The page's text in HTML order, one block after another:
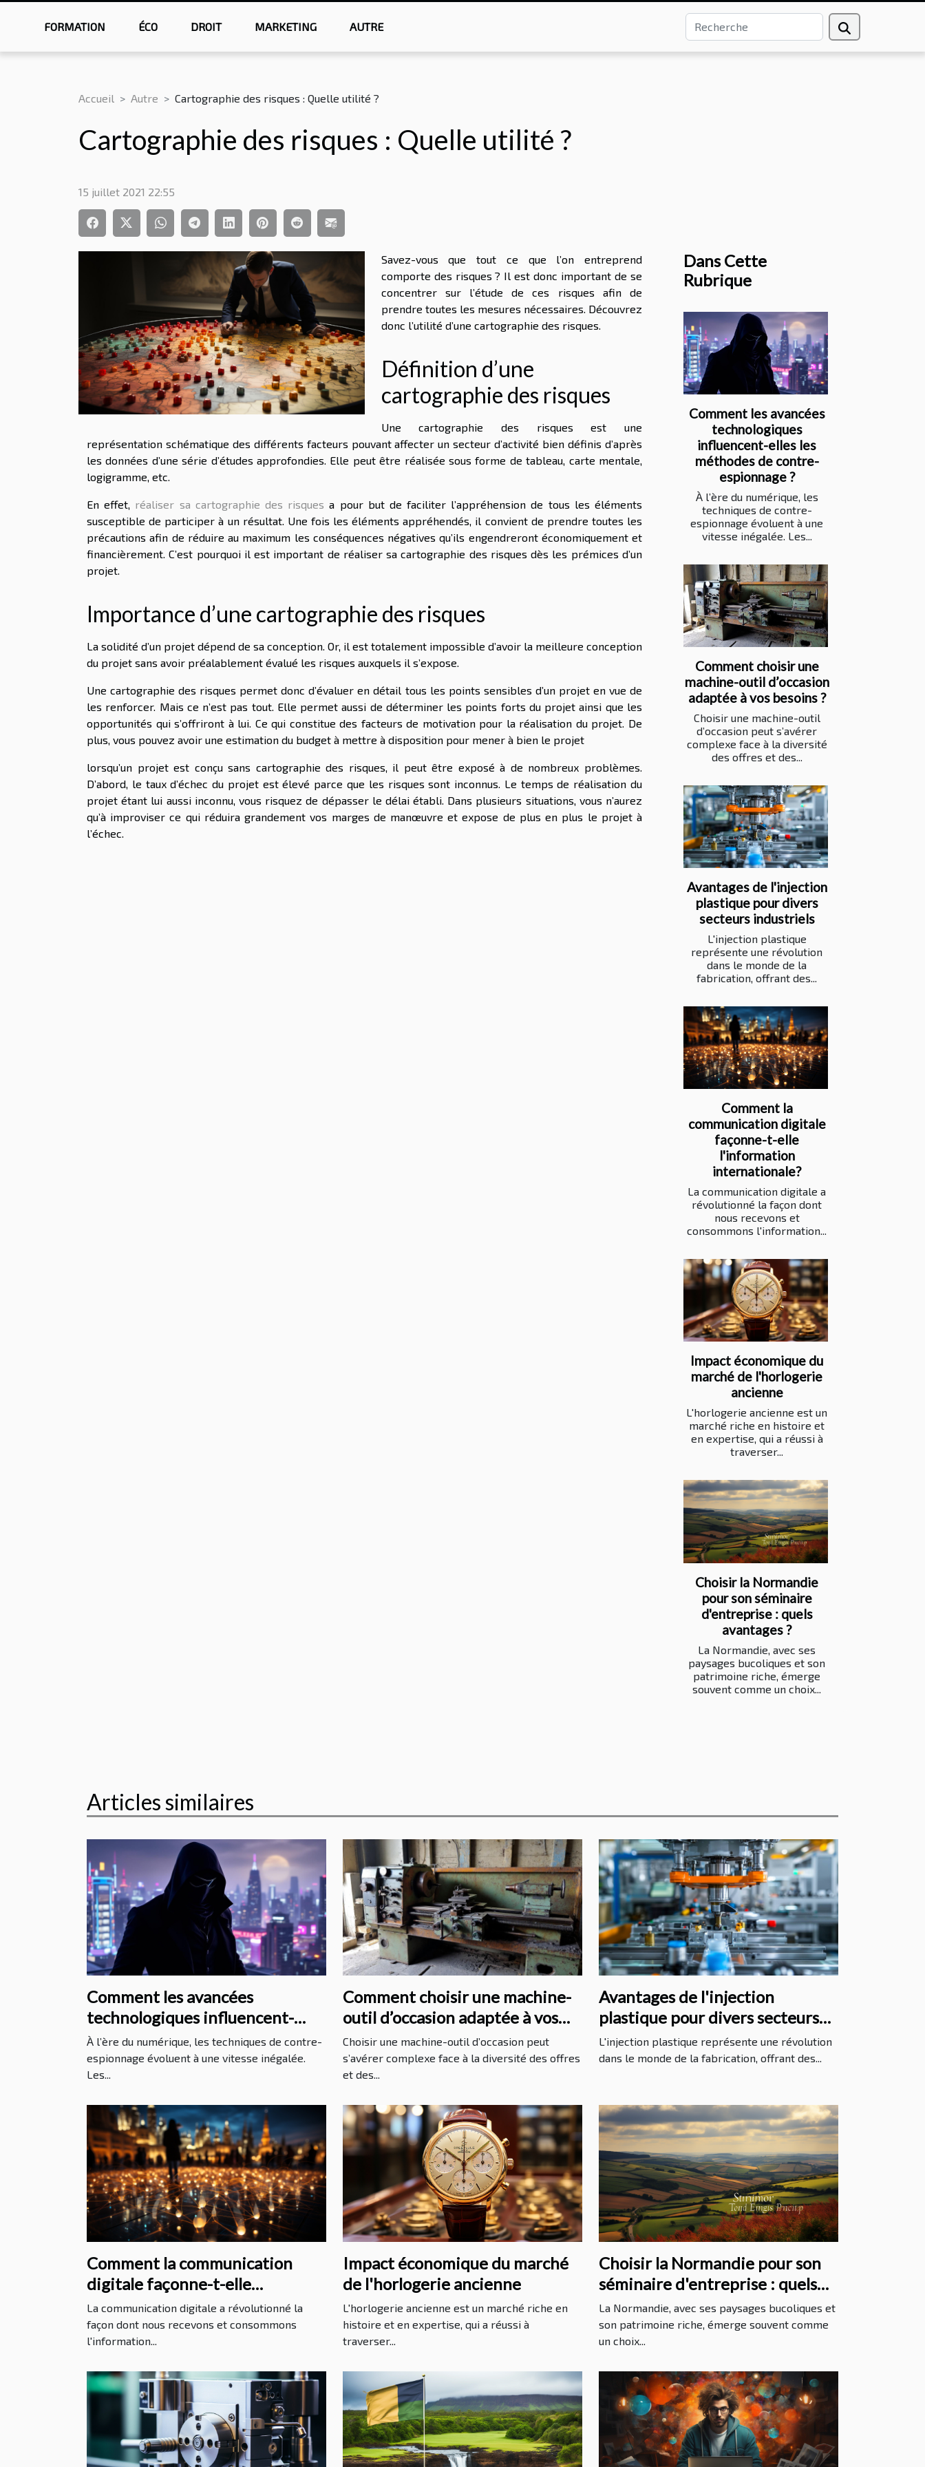
FORMATION ÉCO DROIT MARKETING AUTRE
Accueil Autre Cartographie des risques : Quelle utilité ?
Cartographie des risques : Quelle utilité ?
15 juillet 2021 22:55
Savez-vous que tout ce que l’on entreprend
comporte des risques ? Il est donc important de se
concentrer sur l’étude de ces risques afin de
prendre toutes les mesures nécessaires. Découvrez
donc l’utilité d’une cartographie des risques.
Définition d’une
cartographie des risques
Une cartographie des risques est une
représentation schématique des différents facteurs pouvant affecter un secteur d’activité bien définis d’après
les données d’une série d’études approfondies. Elle peut être réalisée sous forme de tableau, carte mentale,
logigramme, etc.
En effet, réaliser sa cartographie des risques a pour but de faciliter l’appréhension de tous les éléments
susceptible de participer à un résultat. Une fois les éléments appréhendés, il convient de prendre toutes les
précautions afin de réduire au maximum les conséquences négatives qu’ils engendreront économiquement et
financièrement. C’est pourquoi il est important de réaliser sa cartographie des risques dès les prémices d’un
projet.
Importance d’une cartographie des risques
La solidité d’un projet dépend de sa conception. Or, il est totalement impossible d’avoir la meilleure conception
du projet sans avoir préalablement évalué les risques auxquels il s’expose.
Une cartographie des risques permet donc d’évaluer en détail tous les points sensibles d’un projet en vue de
les renforcer. Mais ce n’est pas tout. Elle permet aussi de déterminer les points forts du projet ainsi que les
opportunités qui s’offriront à lui. Ce qui constitue des facteurs de motivation pour la réalisation du projet. De
plus, vous pouvez avoir une estimation du budget à mettre à disposition pour mener à bien le projet
lorsqu’un projet est conçu sans cartographie des risques, il peut être exposé à de nombreux problèmes.
D’abord, le taux d’échec du projet est élevé parce que les risques sont inconnus. Le temps de réalisation du
projet étant lui aussi inconnu, vous risquez de dépasser le délai établi. Dans plusieurs situations, vous n’aurez
qu’à improviser ce qui réduira grandement vos marges de manœuvre et expose de plus en plus le projet à
l’échec.
Dans Cette
Rubrique
Comment les avancées
technologiques
influencent-elles les
méthodes de contre-
espionnage ?
À l’ère du numérique, les
techniques de contre-
espionnage évoluent à une
vitesse inégalée. Les...
Comment choisir une
machine-outil d’occasion
adaptée à vos besoins ?
Choisir une machine-outil
d’occasion peut s’avérer
complexe face à la diversité
des offres et des...
Avantages de l'injection
plastique pour divers
secteurs industriels
L'injection plastique
représente une révolution
dans le monde de la
fabrication, offrant des...
Comment la
communication digitale
façonne-t-elle
l'information
internationale?
La communication digitale a
révolutionné la façon dont
nous recevons et
consommons l'information...
Impact économique du
marché de l'horlogerie
ancienne
L'horlogerie ancienne est un
marché riche en histoire et
en expertise, qui a réussi à
traverser...
Choisir la Normandie
pour son séminaire
d'entreprise : quels
avantages ?
La Normandie, avec ses
paysages bucoliques et son
patrimoine riche, émerge
souvent comme un choix...
Articles similaires
Comment les avancées
technologiques influencent-
elles les méthodes de contre-
espionnage ?
À l’ère du numérique, les techniques de contre-
espionnage évoluent à une vitesse inégalée.
Les...
Comment choisir une machine-
outil d’occasion adaptée à vos
besoins ?
Choisir une machine-outil d’occasion peut
s’avérer complexe face à la diversité des offres
et des...
Avantages de l'injection
plastique pour divers secteurs
industriels
L'injection plastique représente une révolution
dans le monde de la fabrication, offrant des...
Comment la communication
digitale façonne-t-elle
l'information internationale?
La communication digitale a révolutionné la
façon dont nous recevons et consommons
l'information...
Impact économique du marché
de l'horlogerie ancienne
L'horlogerie ancienne est un marché riche en
histoire et en expertise, qui a réussi à
traverser...
Choisir la Normandie pour son
séminaire d'entreprise : quels
avantages ?
La Normandie, avec ses paysages bucoliques et
son patrimoine riche, émerge souvent comme
un choix...